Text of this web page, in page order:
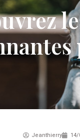
Jeanthierry